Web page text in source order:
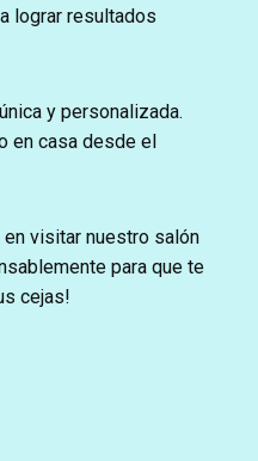
lograr resultados
y personalizada.
en casa desde el
visitar nuestro salón
para que te
cejas!